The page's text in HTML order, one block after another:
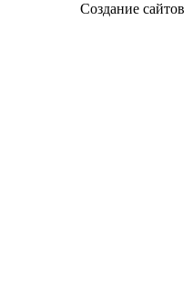
Создание сайтов